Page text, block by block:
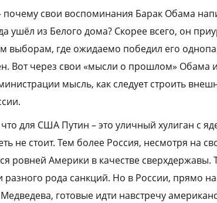
свои воспоминания Барак Обама
ушёл из Белого дома? Скорее всего, он
выборам, где ожидаемо победил его
Вот через свои «мысли о прошлом» Обама
мысль, как следует строить
для США Путин – это уличный хулиган с
не стоит. Тем более Россия, несмотря на
ровней Америки в качестве сверхдержавы.
рода санкций. Но в России, прямо
готовые идти навстречу